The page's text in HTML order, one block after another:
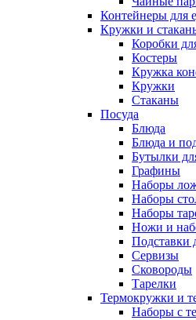
Контейнеры для
Кружки и
Коробки
Костеры
Кружка
Кружки
Стаканы
Посуда
Блюда
Блюда и
Бутылки
Графины
Наборы
Наборы
Наборы
Ножи и
Подставки
Сервизы
Сковороды
Тарелки
Термокружки и
Наборы с